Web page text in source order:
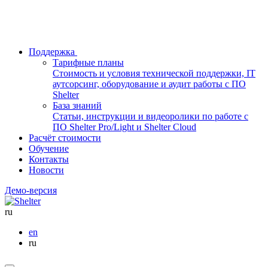
Поддержка
Тарифные планы
Стоимость и условия технической поддержки, IT
аутсорсинг, оборудование и аудит работы с ПО
Shelter
База знаний
Статьи, инструкции и видеоролики по работе с
ПО Shelter Pro/Light и Shelter Cloud
Расчёт стоимости
Обучение
Контакты
Новости
Демо-версия
ru
en
ru